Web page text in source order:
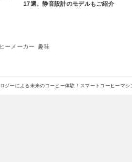
17選。静音設計のモデルもご紹介
ーメーカー 趣味
ジーによる未来のコーヒー体験！スマートコーヒーマ